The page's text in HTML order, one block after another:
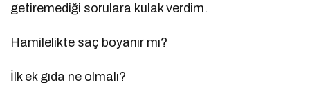
getiremediği sorulara kulak verdim.
Hamilelikte saç boyanır mı?
İlk ek gıda ne olmalı?